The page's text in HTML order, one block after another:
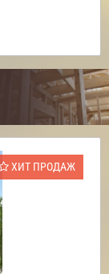
ХИТ ПРОДАЖ